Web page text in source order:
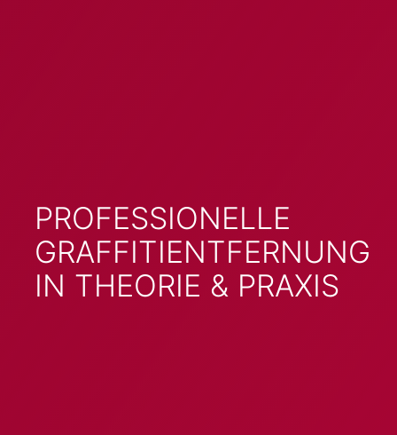
PROFESSIONELLE
GRAFFITIENTFERNUNG
IN THEORIE & PRAXIS